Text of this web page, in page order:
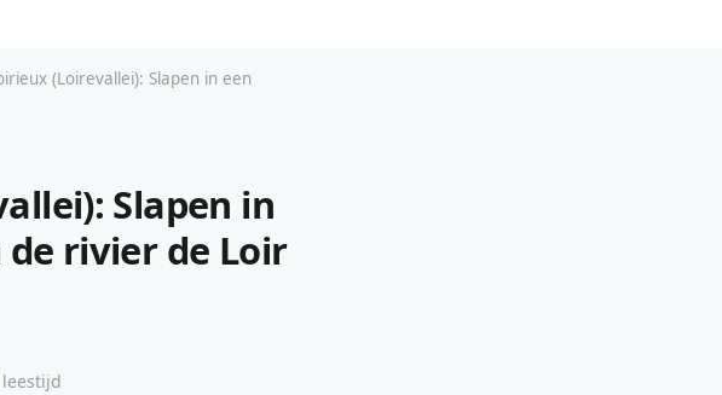
(Loirevallei): Slapen in een
Slapen in
rivier de Loir
leestijd